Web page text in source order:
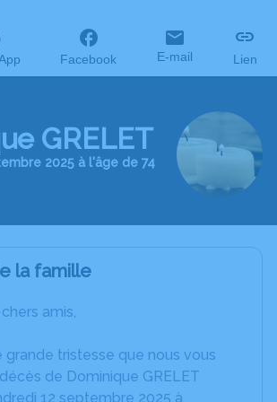
Facebook E-mail Lien
GRELET
2025 à l'âge de 74
la famille
amis,
grande tristesse que nous vous
de Dominique GRELET
12 septembre 2025 à